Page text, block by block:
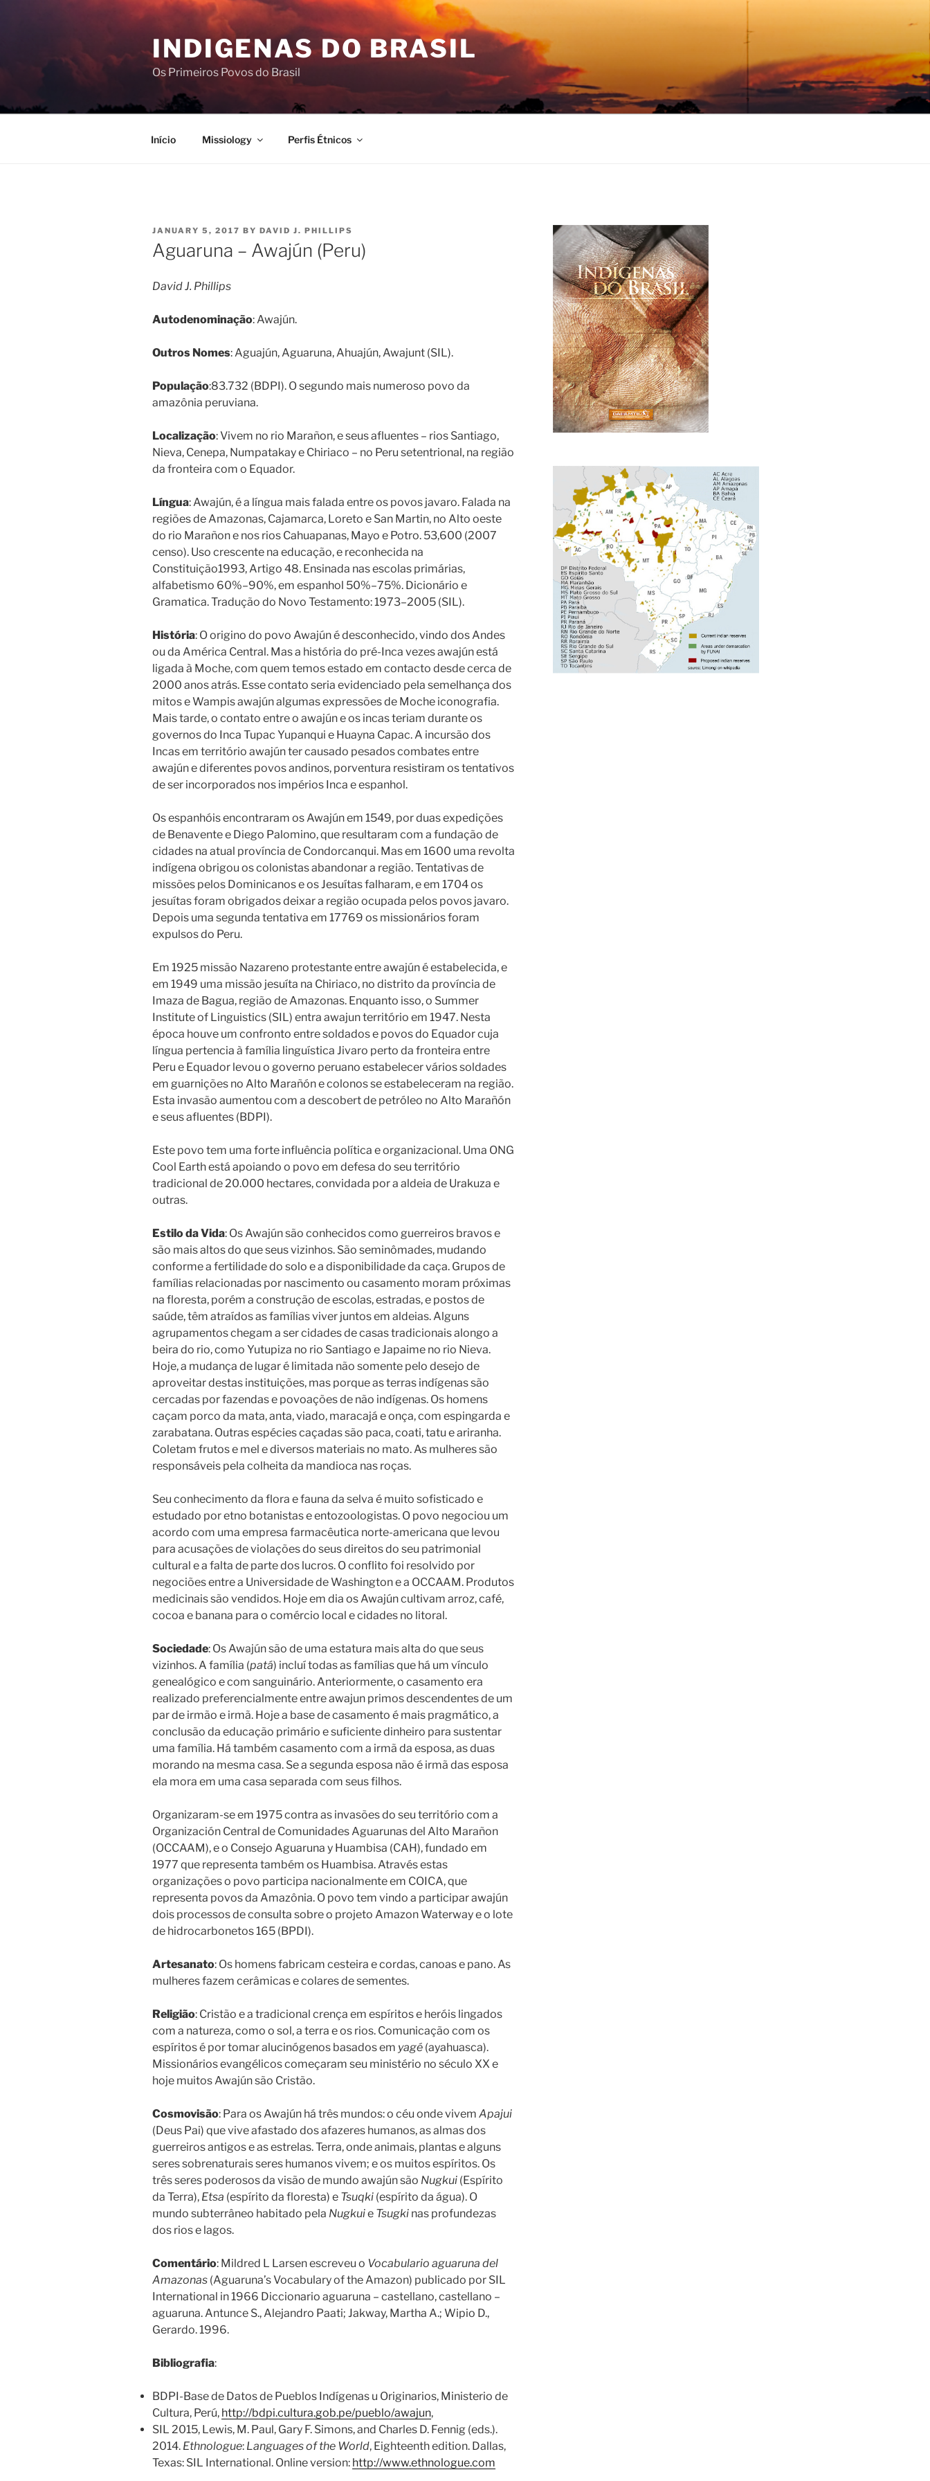
INDIGENAS DO BRASIL
Os Primeiros Povos do Brasil
Início Missiology Perfis Étnicos
POSTED
ON
JANUARY 5, 2017 BY DAVID J. PHILLIPS
Aguaruna – Awajún (Peru)
David J. Phillips
Autodenominação: Awajún.
Outros Nomes: Aguajún, Aguaruna, Ahuajún, Awajunt (SIL).
População:83.732 (BDPI). O segundo mais numeroso povo da
amazônia peruviana.
Localização: Vivem no rio Marañon, e seus afluentes – rios Santiago,
Nieva, Cenepa, Numpatakay e Chiriaco – no Peru setentrional, na região
da fronteira com o Equador.
Língua: Awajún, é a língua mais falada entre os povos javaro. Falada na
regiões de Amazonas, Cajamarca, Loreto e San Martin, no Alto oeste
do rio Marañon e nos rios Cahuapanas, Mayo e Potro. 53,600 (2007
censo). Uso crescente na educação, e reconhecida na
Constituição1993, Artigo 48. Ensinada nas escolas primárias,
alfabetismo 60%–90%, em espanhol 50%–75%. Dicionário e
Gramatica. Tradução do Novo Testamento: 1973–2005 (SIL).
História: O origino do povo Awajún é desconhecido, vindo dos Andes
ou da América Central. Mas a história do pré-Inca vezes awajún está
ligada à Moche, com quem temos estado em contacto desde cerca de
2000 anos atrás. Esse contato seria evidenciado pela semelhança dos
mitos e Wampis awajún algumas expressões de Moche iconografia.
Mais tarde, o contato entre o awajún e os incas teriam durante os
governos do Inca Tupac Yupanqui e Huayna Capac. A incursão dos
Incas em território awajún ter causado pesados combates entre
awajún e diferentes povos andinos, porventura resistiram os tentativos
de ser incorporados nos impérios Inca e espanhol.
Os espanhóis encontraram os Awajún em 1549, por duas expedições
de Benavente e Diego Palomino, que resultaram com a fundação de
cidades na atual província de Condorcanqui. Mas em 1600 uma revolta
indígena obrigou os colonistas abandonar a região. Tentativas de
missões pelos Dominicanos e os Jesuítas falharam, e em 1704 os
jesuítas foram obrigados deixar a região ocupada pelos povos javaro.
Depois uma segunda tentativa em 17769 os missionários foram
expulsos do Peru.
Em 1925 missão Nazareno protestante entre awajún é estabelecida, e
em 1949 uma missão jesuíta na Chiriaco, no distrito da província de
Imaza de Bagua, região de Amazonas. Enquanto isso, o Summer
Institute of Linguistics (SIL) entra awajun território em 1947. Nesta
época houve um confronto entre soldados e povos do Equador cuja
língua pertencia à família linguística Jivaro perto da fronteira entre
Peru e Equador levou o governo peruano estabelecer vários soldades
em guarnições no Alto Marañón e colonos se estabeleceram na região.
Esta invasão aumentou com a descobert de petróleo no Alto Marañón
e seus afluentes (BDPI).
Este povo tem uma forte influência política e organizacional. Uma ONG
Cool Earth está apoiando o povo em defesa do seu território
tradicional de 20.000 hectares, convidada por a aldeia de Urakuza e
outras.
Estilo da Vida: Os Awajún são conhecidos como guerreiros bravos e
são mais altos do que seus vizinhos. São seminômades, mudando
conforme a fertilidade do solo e a disponibilidade da caça. Grupos de
famílias relacionadas por nascimento ou casamento moram próximas
na floresta, porém a construção de escolas, estradas, e postos de
saúde, têm atraídos as famílias viver juntos em aldeias. Alguns
agrupamentos chegam a ser cidades de casas tradicionais alongo a
beira do rio, como Yutupiza no rio Santiago e Japaime no rio Nieva.
Hoje, a mudança de lugar é limitada não somente pelo desejo de
aproveitar destas instituições, mas porque as terras indígenas são
cercadas por fazendas e povoações de não indígenas. Os homens
caçam porco da mata, anta, viado, maracajá e onça, com espingarda e
zarabatana. Outras espécies caçadas são paca, coati, tatu e ariranha.
Coletam frutos e mel e diversos materiais no mato. As mulheres são
responsáveis pela colheita da mandioca nas roças.
Seu conhecimento da flora e fauna da selva é muito sofisticado e
estudado por etno botanistas e entozoologistas. O povo negociou um
acordo com uma empresa farmacêutica norte-americana que levou
para acusações de violações do seus direitos do seu patrimonial
cultural e a falta de parte dos lucros. O conflito foi resolvido por
negociões entre a Universidade de Washington e a OCCAAM. Produtos
medicinais são vendidos. Hoje em dia os Awajún cultivam arroz, café,
cocoa e banana para o comércio local e cidades no litoral.
Sociedade: Os Awajún são de uma estatura mais alta do que seus
vizinhos. A família (patá) incluí todas as famílias que há um vínculo
genealógico e com sanguinário. Anteriormente, o casamento era
realizado preferencialmente entre awajun primos descendentes de um
par de irmão e irmã. Hoje a base de casamento é mais pragmático, a
conclusão da educação primário e suficiente dinheiro para sustentar
uma família. Há também casamento com a irmã da esposa, as duas
morando na mesma casa. Se a segunda esposa não é irmã das esposa
ela mora em uma casa separada com seus filhos.
Organizaram-se em 1975 contra as invasões do seu território com a
Organización Central de Comunidades Aguarunas del Alto Marañon
(OCCAAM), e o Consejo Aguaruna y Huambisa (CAH), fundado em
1977 que representa também os Huambisa. Através estas
organizações o povo participa nacionalmente em COICA, que
representa povos da Amazônia. O povo tem vindo a participar awajún
dois processos de consulta sobre o projeto Amazon Waterway e o lote
de hidrocarbonetos 165 (BPDI).
Artesanato: Os homens fabricam cesteira e cordas, canoas e pano. As
mulheres fazem cerâmicas e colares de sementes.
Religião: Cristão e a tradicional crença em espíritos e heróis lingados
com a natureza, como o sol, a terra e os rios. Comunicação com os
espíritos é por tomar alucinógenos basados em yagé (ayahuasca).
Missionários evangélicos começaram seu ministério no século XX e
hoje muitos Awajún são Cristão.
Cosmovisão: Para os Awajún há três mundos: o céu onde vivem Apajui
(Deus Pai) que vive afastado dos afazeres humanos, as almas dos
guerreiros antigos e as estrelas. Terra, onde animais, plantas e alguns
seres sobrenaturais seres humanos vivem; e os muitos espíritos. Os
três seres poderosos da visão de mundo awajún são Nugkui (Espírito
da Terra), Etsa (espírito da floresta) e Tsuqki (espírito da água). O
mundo subterrâneo habitado pela Nugkuie Tsugki nas profundezas
dos rios e lagos.
Comentário: Mildred L Larsen escreveu o Vocabulario aguaruna del
Amazonas (Aguaruna’s Vocabulary of the Amazon) publicado por SIL
International in 1966 Diccionario aguaruna – castellano, castellano –
aguaruna. Antunce S., Alejandro Paati; Jakway, Martha A.; Wipio D.,
Gerardo. 1996.
Bibliografia:
BDPI-Base de Datos de Pueblos Indígenas u Originarios, Ministerio de
Cultura, Perú, http://bdpi.cultura.gob.pe/pueblo/awajun,
SIL 2015, Lewis, M. Paul, Gary F. Simons, and Charles D. Fennig (eds.).
2014. Ethnologue: Languages of the World, Eighteenth edition. Dallas,
Texas: SIL International. Online version: http://www.ethnologue.com